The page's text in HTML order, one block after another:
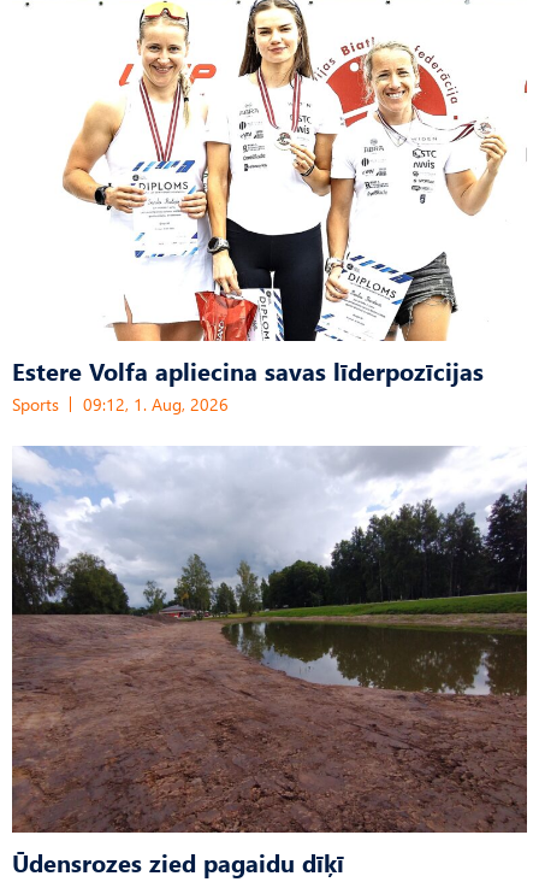
Estere Volfa apliecina savas līderpozīcijas
Sports 09:12, 1. Aug, 2026
Ūdensrozes zied pagaidu dīķī